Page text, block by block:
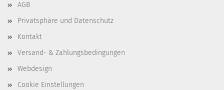
AGB
Privatsphäre und Datenschutz
Kontakt
Versand- & Zahlungsbedingungen
Webdesign
Cookie Einstellungen